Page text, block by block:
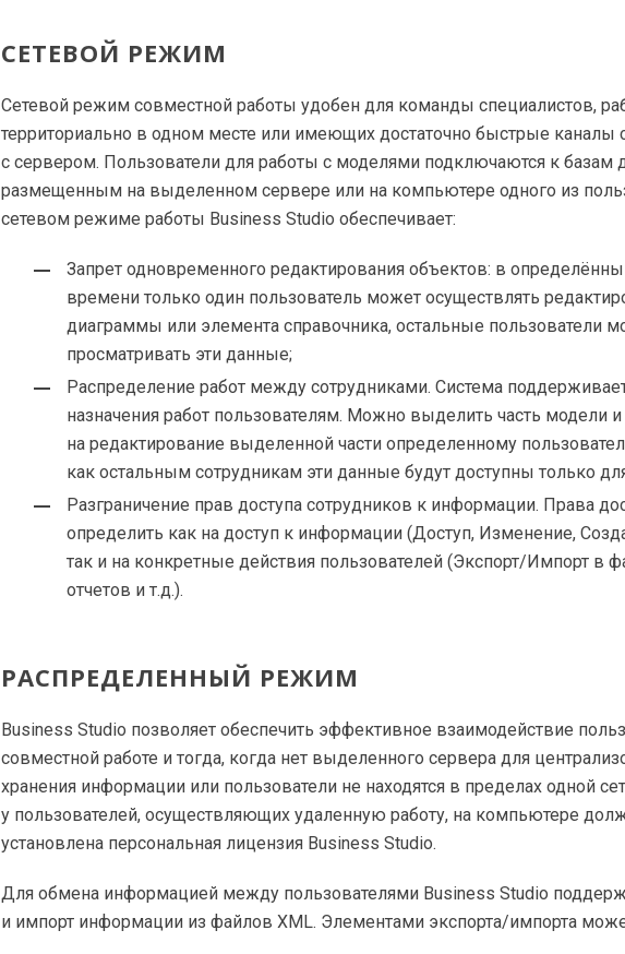
СЕТЕВОЙ РЕЖИМ
Сетевой режим совместной работы удобен для команды специалистов,
территориально в одном месте или имеющих достаточно быстрые каналы
с сервером. Пользователи для работы с моделями подключаются к базам
размещенным на выделенном сервере или на компьютере одного из
сетевом режиме работы Business Studio обеспечивает:
Запрет одновременного редактирования объектов: в
времени только один пользователь может осуществлять
диаграммы или элемента справочника, остальные пользователи
просматривать эти данные;
Распределение работ между сотрудниками. Система
назначения работ пользователям. Можно выделить часть модели
на редактирование выделенной части определенному
как остальным сотрудникам эти данные будут доступны только
Разграничение прав доступа сотрудников к информации. Права
определить как на доступ к информации (Доступ, Изменение,
так и на конкретные действия пользователей (Экспорт/Импорт в
отчетов и т.д.).
РАСПРЕДЕЛЕННЫЙ РЕЖИМ
Business Studio позволяет обеспечить эффективное взаимодействие
совместной работе и тогда, когда нет выделенного сервера для
хранения информации или пользователи не находятся в пределах одной
у пользователей, осуществляющих удаленную работу, на компьютере
установлена персональная лицензия Business Studio.
Для обмена информацией между пользователями Business Studio
и импорт информации из файлов XML. Элементами экспорта/импорта